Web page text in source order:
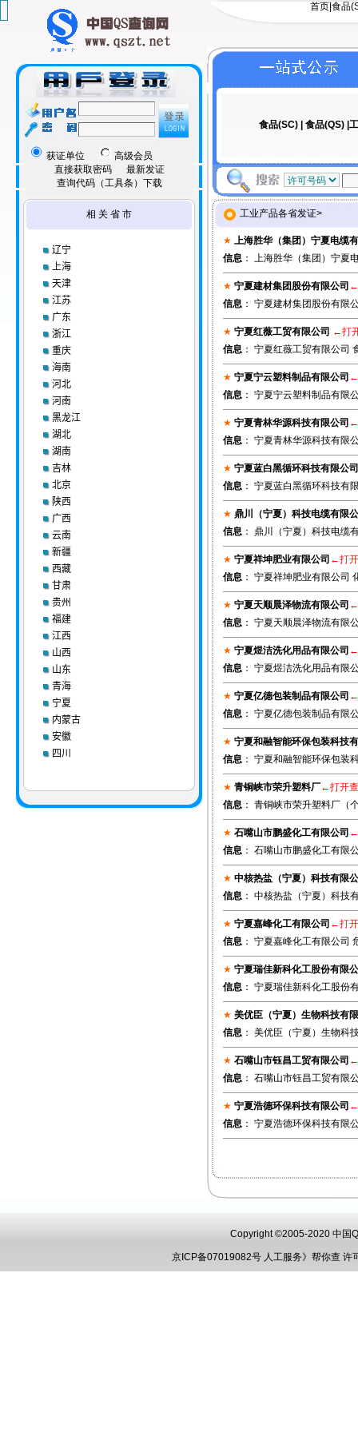
获证单位
高级会员
直接获取密码
最新发证
查询代码（工具条）下载
首页 食品
食品(SC)| 食品(QS)|
相 关 省 市
辽宁
上海
天津
江苏
广东
浙江
重庆
海南
河北
河南
黑龙江
湖北
湖南
吉林
北京
陕西
广西
云南
新疆
西藏
甘肃
贵州
福建
江西
山西
山东
青海
宁夏
内蒙古
安徽
四川
工业产品各省发证>
★ 上海胜华（集团）宁夏电缆
信息： 上海胜华（集团）宁夏
★ 宁夏建材集团股份有限公司 ←
信息： 宁夏建材集团股份有限
★ 宁夏红薇工贸有限公司 ←打
信息： 宁夏红薇工贸有限公司
★ 宁夏宁云塑料制品有限公司 ←
信息： 宁夏宁云塑料制品有限
★ 宁夏青林华源科技有限公司 ←
信息： 宁夏青林华源科技有限
★ 宁夏蓝白黑循环科技有限公司
信息： 宁夏蓝白黑循环科技有
★ 鼎川（宁夏）科技电缆有限
信息： 鼎川（宁夏）科技电缆
★ 宁夏祥坤肥业有限公司 ←打
信息： 宁夏祥坤肥业有限公司
★ 宁夏天顺晨泽物流有限公司 ←
信息： 宁夏天顺晨泽物流有限
★ 宁夏煜洁洗化用品有限公司 ←
信息： 宁夏煜洁洗化用品有限
★ 宁夏亿德包装制品有限公司 ←
信息： 宁夏亿德包装制品有限
★ 宁夏和融智能环保包装科技
信息： 宁夏和融智能环保包装
★ 青铜峡市荣升塑料厂←打开
信息： 青铜峡市荣升塑料厂（
★ 石嘴山市鹏盛化工有限公司 ←
信息： 石嘴山市鹏盛化工有限
★ 中核热盐（宁夏）科技有限
信息： 中核热盐（宁夏）科技
★ 宁夏嘉峰化工有限公司 ←打
信息： 宁夏嘉峰化工有限公司
★ 宁夏瑞佳新科化工股份有限
信息： 宁夏瑞佳新科化工股份
★ 美优臣（宁夏）生物科技有
信息： 美优臣（宁夏）生物科
★ 石嘴山市钰昌工贸有限公司 ←
信息： 石嘴山市钰昌工贸有限
★ 宁夏浩德环保科技有限公司 ←
信息： 宁夏浩德环保科技有限
Copyright ©2005-2020 中国
京ICP备07019082号 人工服务》帮你查 许